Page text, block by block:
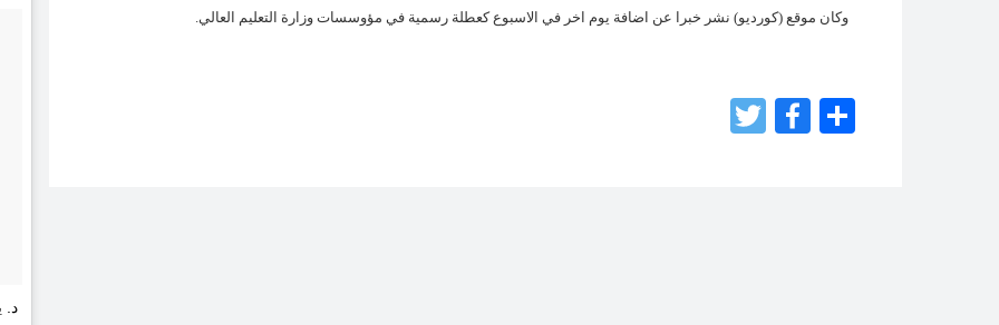
وكان موقع (كورديو) نشر خبرا عن اضافة يوم اخر في الاسبوع كعطلة رسمية في مؤوسسات وزارة التعليم العالي.
Share
Facebook
د.